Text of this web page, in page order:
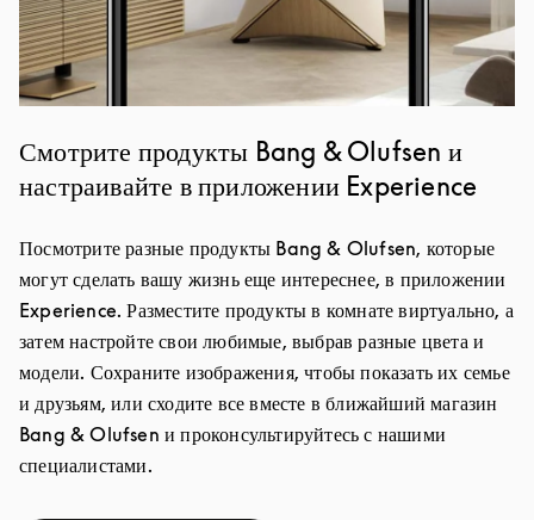
Смотрите продукты Bang & Olufsen и
настраивайте в приложении Experience
Посмотрите разные продукты Bang & Olufsen, которые
могут сделать вашу жизнь еще интереснее, в приложении
Experience. Разместите продукты в комнате виртуально, а
затем настройте свои любимые, выбрав разные цвета и
модели. Сохраните изображения, чтобы показать их семье
и друзьям, или сходите все вместе в ближайший магазин
Bang & Olufsen и проконсультируйтесь с нашими
специалистами.